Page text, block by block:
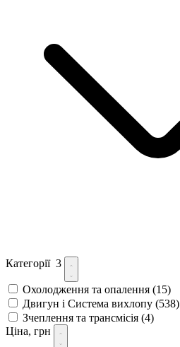
Категорії 3
Охолодження та опалення (15)
Двигун і Система вихлопу (538)
Зчеплення та трансмісія (4)
Ціна, грн